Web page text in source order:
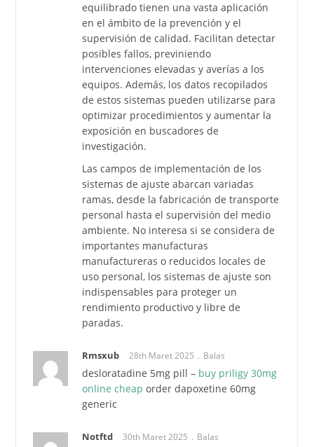
equilibrado tienen una vasta aplicación
en el ámbito de la prevención y el
supervisión de calidad. Facilitan detectar
posibles fallos, previniendo
intervenciones elevadas y averías a los
equipos. Además, los datos recopilados
de estos sistemas pueden utilizarse para
optimizar procedimientos y aumentar la
exposición en buscadores de
investigación.
Las campos de implementación de los
sistemas de ajuste abarcan variadas
ramas, desde la fabricación de transporte
personal hasta el supervisión del medio
ambiente. No interesa si se considera de
importantes manufacturas
manufactureras o reducidos locales de
uso personal, los sistemas de ajuste son
indispensables para proteger un
rendimiento productivo y libre de
paradas.
Rmsxub 28th Maret 2025 Balas
desloratadine 5mg pill – buy priligy 30mg
online cheap order dapoxetine 60mg
generic
Notftd 30th Maret 2025 Balas